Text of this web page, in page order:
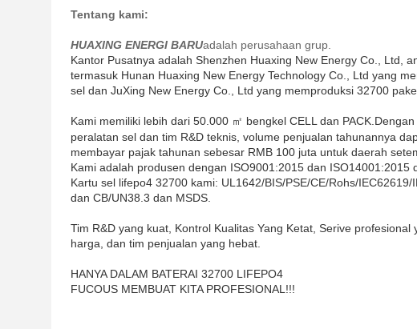
Tentang kami:
HUAXING ENERGI BARUadalah perusahaan grup.
Kantor Pusatnya adalah Shenzhen Huaxing New Energy Co., Ltd,
termasuk Hunan Huaxing New Energy Technology Co., Ltd yang
sel dan JuXing New Energy Co., Ltd yang memproduksi 32700
Kami memiliki lebih dari 50.000 ㎡ bengkel CELL dan
peralatan sel dan tim R&D teknis, volume penjualan tahunannya
membayar pajak tahunan sebesar RMB 100 juta untuk daerah
Kami adalah produsen dengan ISO9001:2015 dan ISO14001:2015
Kartu sel lifepo4 32700 kami: UL1642/BIS/PSE/CE/Rohs/
dan CB/UN38.3 dan MSDS.
Tim R&D yang kuat, Kontrol Kualitas Yang Ketat, Serive profesional
harga, dan tim penjualan yang hebat.
HANYA DALAM BATERAI 32700 LIFEPO4
FUCOUS MEMBUAT KITA PROFESIONAL!!!